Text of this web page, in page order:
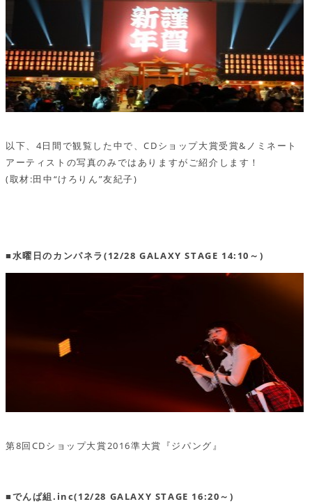
以下、4日間で観覧した中で、CDショップ大賞受賞&ノミネート
アーティストの写真のみではありますがご紹介します！
(取材:田中“けろりん”友紀子)
■水曜日のカンパネラ(12/28 GALAXY STAGE 14:10～)
第8回CDショップ大賞2016準大賞『ジパング』
■でんぱ組.inc(12/28 GALAXY STAGE 16:20～)